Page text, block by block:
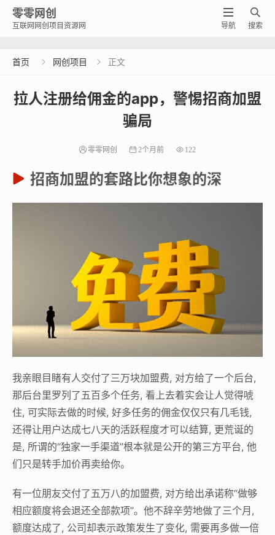
零零网创
互联网网创项目资源网

搜索

导航
首页  网创项目  正文
拉人注册给佣金的app，警惕招商加盟
骗局
零零网创 2个月前 122
招商加盟的套路比你想象的深
我亲眼目睹有人交付了三万块加盟费, 对方给了一个后台,
那后台里罗列了五百多个任务, 看上去着实会让人觉得唬
住, 可实际去做的时候, 好多任务的佣金仅仅只有几毛钱,
还得让用户达成七八天的活跃程度才可以结算, 更荒诞的
是, 所谓的“独家一手渠道”根本就是公开的第三方平台, 他
们只是转手加价再卖给你。
有一位朋友交付了五万八的加盟费, 对方给出承诺称“做够
相应额度将会退还全部款项”。他不辞辛劳地做了三个月,
额度达成了, 公司却表示政策发生了变化, 需要再多做一倍